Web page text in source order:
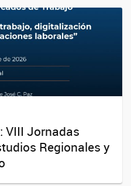
VIII Jornadas
Regionales y